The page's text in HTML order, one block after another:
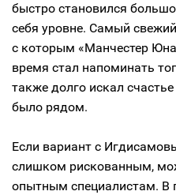
быстро становился
себя уровне. Самый
с которым «Манчестер
время стал напоминать
также долго искал
было рядом.
Если вариант с
слишком рискованным,
опытным специалистам. В